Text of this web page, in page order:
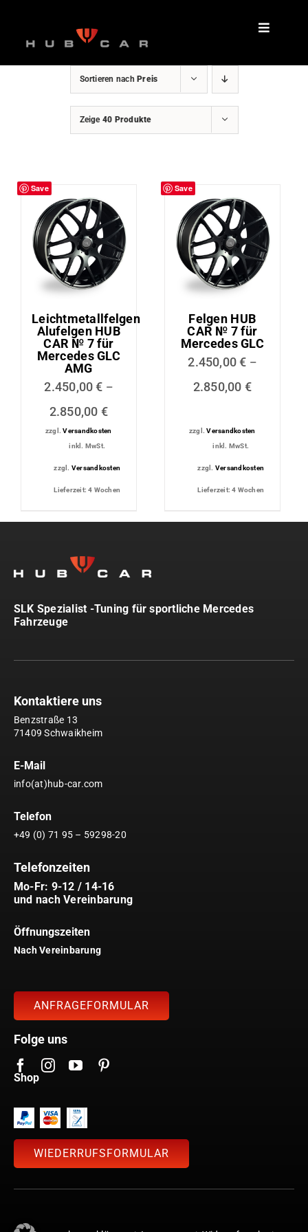
Sortieren nachPreis
Zeige 40 Produkte
Save
Leichtmetallfelgen
Alufelgen HUB
CAR № 7 für
Mercedes GLC
AMG
2.450,00€ –
2.850,00 €
zzgl.Versandkosten
inkl. MwSt.
zzgl. Versandkosten
Lieferzeit:4 Wochen
Save
Felgen HUB
CAR № 7 für
Mercedes GLC
2.450,00€ –
2.850,00 €
zzgl.Versandkosten
inkl. MwSt.
zzgl. Versandkosten
Lieferzeit:4 Wochen
SLK Spezialist -Tuning für sportliche Mercedes
Fahrzeuge
Kontaktiere uns
Benzstraße 13
71409 Schwaikheim
E-Mail
info(at)hub-car.com
Telefon
+49 (0) 71 95 – 59298-20
Telefonzeiten
Mo-Fr: 9-12 / 14-16
und nach Vereinbarung
Öffnungszeiten
Nach Vereinbarung
ANFRAGEFORMULAR
Folge uns
Shop
WIEDERRUFSFORMULAR